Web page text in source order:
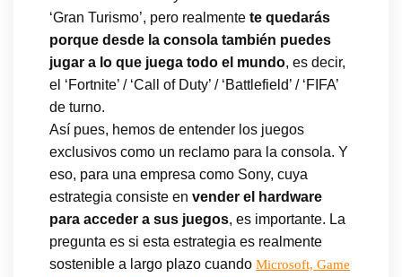
‘Gran Turismo’, pero realmente te quedarás
porque desde la consola también puedes
jugar a lo que juega todo el mundo, es decir,
el ‘Fortnite’ / ‘Call of Duty’ / ‘Battlefield’ / ‘FIFA’
de turno.
Así pues, hemos de entender los juegos
exclusivos como un reclamo para la consola. Y
eso, para una empresa como Sony, cuya
estrategia consiste en vender el hardware
para acceder a sus juegos, es importante. La
pregunta es si esta estrategia es realmente
sostenible a largo plazo cuando Microsoft, Game